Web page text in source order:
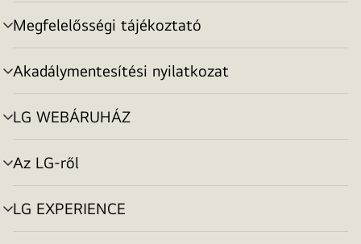
Megfelelősségi tájékoztató
menu
toggle
Akadálymentesítési nyilatkozat
menu
toggle
LG WEBÁRUHÁZ
menu
toggle
Az LG-ről
menu
toggle
LG EXPERIENCE
menu
toggle